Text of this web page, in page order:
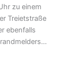
zu einem
Treietstraße
ebenfalls